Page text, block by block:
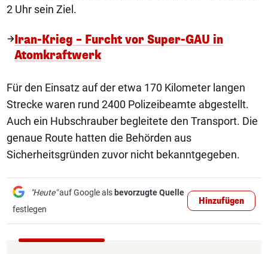
2 Uhr sein Ziel.
Iran-Krieg – Furcht vor Super-GAU in
Atomkraftwerk
Für den Einsatz auf der etwa 170 Kilometer langen
Strecke waren rund 2400 Polizeibeamte abgestellt.
Auch ein Hubschrauber begleitete den Transport. Die
genaue Route hatten die Behörden aus
Sicherheitsgründen zuvor nicht bekanntgegeben.
"Heute"auf Google als bevorzugte Quelle
festlegen
Hinzufügen